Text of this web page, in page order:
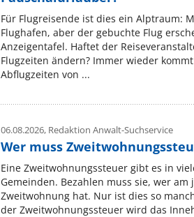
Für Flugreisende ist dies ein Alptraum:
Flughafen, aber der gebuchte Flug
Anzeigentafel. Haftet der
Flugzeiten ändern? Immer wieder
Abflugzeiten von ...
06.08.2026, Redaktion Anwalt-Suchservice
Wer muss
Eine Zweitwohnungssteuer gibt es in
Gemeinden. Bezahlen muss sie, wer
Zweitwohnung hat. Nur ist dies so
der Zweitwohnungssteuer wird das